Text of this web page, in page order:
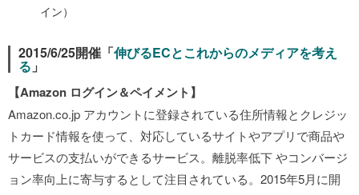
イン）
2015/6/25開催「伸びるECとこれからのメディアを考え
る 」
【Amazon ログイン＆ペイメント】
Amazon.co.jp アカウントに登録されている住所情報とクレジッ
トカード情報を使って、対応しているサイトやアプリで商品や
サービスの支払いができるサービス。離脱率低下 やコンバージ
ョン率向上に寄与するとして注目されている。2015年5月に開